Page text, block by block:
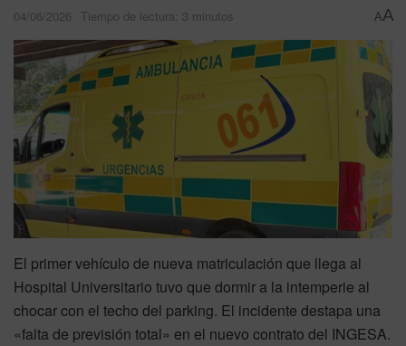
04/06/2026 Tiempo de lectura: 3 minutos AA
El primer vehículo de nueva matriculación que llega al
Hospital Universitario tuvo que dormir a la intemperie al
chocar con el techo del parking. El incidente destapa una
«falta de previsión total» en el nuevo contrato del INGESA.